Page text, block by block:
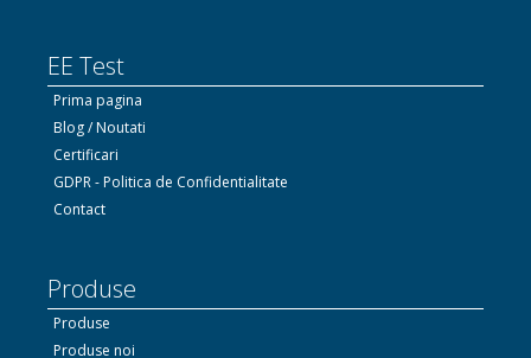
EE Test
Prima pagina
Blog / Noutati
Certificari
GDPR - Politica de Confidentialitate
Contact
Produse
Produse
Produse noi